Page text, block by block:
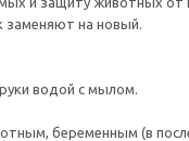
заменяют на новый.
водой с мылом.
беременным (в